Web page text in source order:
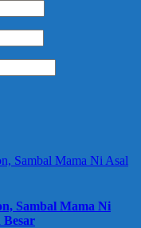
Sambal Mama Ni
Besar